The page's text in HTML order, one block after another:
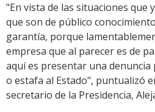
"En vista de las situaciones que
que son de público
garantía, porque
empresa que al parecer es de
aquí es presentar una
o estafa al Estado", puntualizó
secretario de la Presidencia,